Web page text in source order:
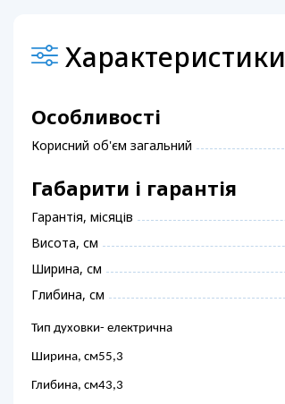
Характеристики
Особливості
Корисний об'єм загальний
Габарити і гарантія
Гарантія, місяців
Висота, см
Ширина, см
Глибина, см
Тип духовки- електрична
Ширина, см55,3
Глибина, см43,3